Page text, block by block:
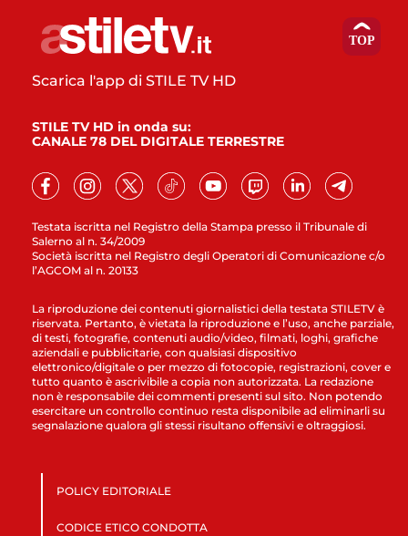
Testata iscritta nel Registro della Stampa presso il Tribunale di
Salerno al n. 34/2009
Società iscritta nel Registro degli Operatori di Comunicazione c/o
l’AGCOM al n. 20133
Scarica l'app di STILE TV HD
STILE TV HD in onda su:
CANALE 78 DEL DIGITALE TERRESTRE
La riproduzione dei contenuti giornalistici della testata STILETV è
riservata. Pertanto, è vietata la riproduzione e l’uso, anche parziale,
di testi, fotografie, contenuti audio/video, filmati, loghi, grafiche
aziendali e pubblicitarie, con qualsiasi dispositivo
elettronico/digitale o per mezzo di fotocopie, registrazioni, cover e
tutto quanto è ascrivibile a copia non autorizzata. La redazione
non è responsabile dei commenti presenti sul sito. Non potendo
esercitare un controllo continuo resta disponibile ad eliminarli su
segnalazione qualora gli stessi risultano offensivi e oltraggiosi.
POLICY EDITORIALE
CODICE ETICO CONDOTTA